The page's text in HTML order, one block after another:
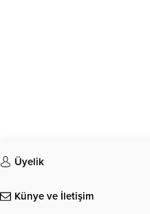
Üyelik
Künye ve İletişim